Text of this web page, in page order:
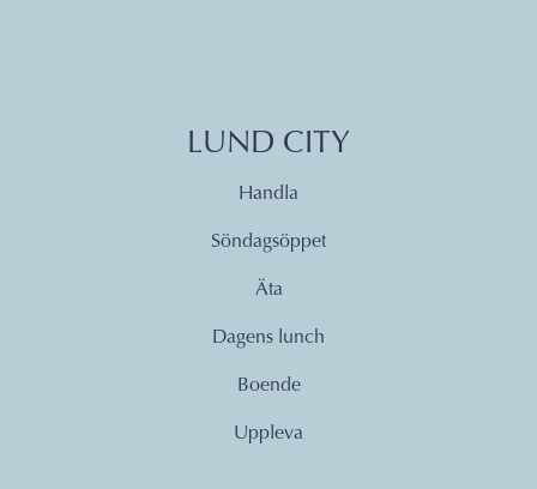
LUND CITY
Handla
Söndagsöppet
Äta
Dagens lunch
Boende
Uppleva